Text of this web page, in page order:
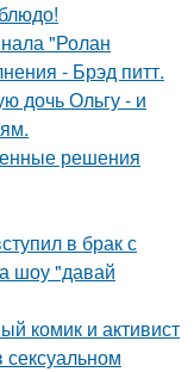
"Ролан
- Брэд питт.
дочь Ольгу - и
решения
в брак с
шоу "давай
комик и активист